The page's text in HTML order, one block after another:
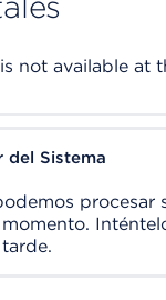
not available at
del Sistema
procesar
momento.